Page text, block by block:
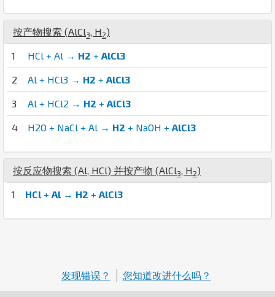
按产物搜索 (AlCl 3 H 2)
1 HCl + Al → H2 + AlCl3
2 Al + HCl3 → H2 + AlCl3
3 Al + HCl2 → H2 + AlCl3
4 H2O + NaCl + Al → H2 + NaOH + AlCl3
按反应物搜索 (Al HCl) 并按产物 (AlCl 3 H 2)
1 HCl + Al → H2 + AlCl3
发现错误？ 您知道改进什么吗？